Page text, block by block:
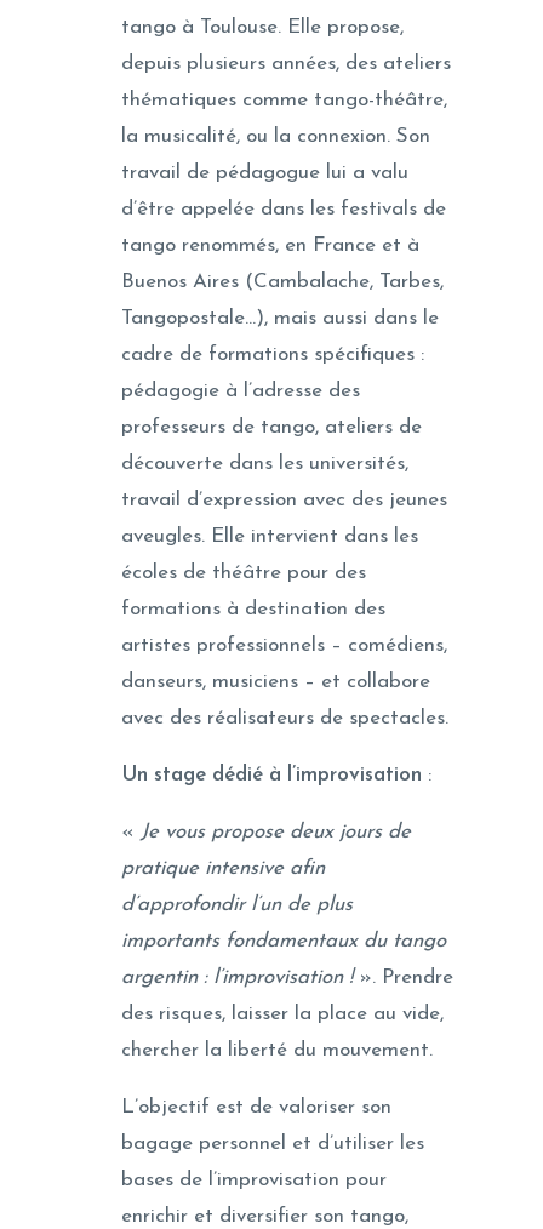
tango à Toulouse. Elle propose,
depuis plusieurs années, des ateliers
thématiques comme tango-théâtre,
la musicalité, ou la connexion. Son
travail de pédagogue lui a valu
d’être appelée dans les festivals de
tango renommés, en France et à
Buenos Aires (Cambalache, Tarbes,
Tangopostale…), mais aussi dans le
cadre de formations spécifiques :
pédagogie à l’adresse des
professeurs de tango, ateliers de
découverte dans les universités,
travail d’expression avec des jeunes
aveugles. Elle intervient dans les
écoles de théâtre pour des
formations à destination des
artistes professionnels – comédiens,
danseurs, musiciens – et collabore
avec des réalisateurs de spectacles.
Un stage dédié à l’improvisation :
« Je vous propose deux jours de
pratique intensive afin
d’approfondir l’un de plus
importants fondamentaux du tango
argentin : l’improvisation !». Prendre
des risques, laisser la place au vide,
chercher la liberté du mouvement.
L’objectif est de valoriser son
bagage personnel et d’utiliser les
bases de l’improvisation pour
enrichir et diversifier son tango,